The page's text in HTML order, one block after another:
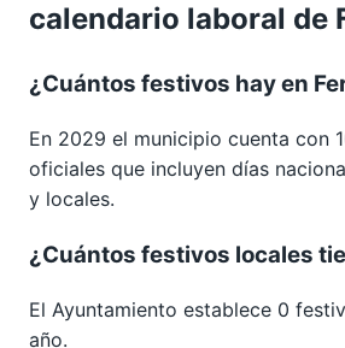
calendario laboral de
¿Cuántos festivos hay en
En 2029 el municipio cuenta con
oficiales que incluyen días
y locales.
¿Cuántos festivos locales
El Ayuntamiento establece 0
año.